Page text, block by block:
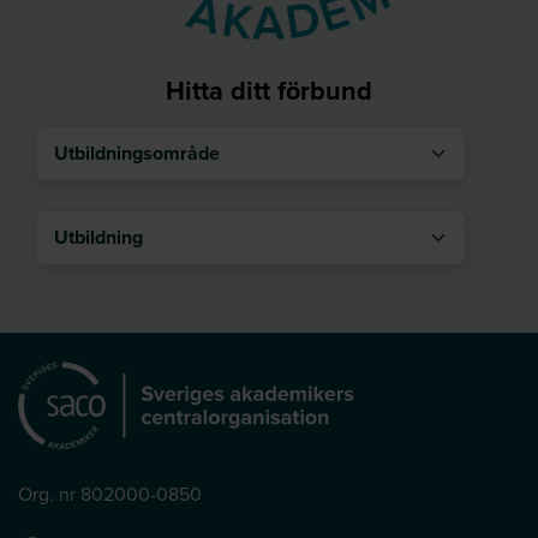
Hitta ditt förbund
Utbildningsområde
Org. nr 802000-0850